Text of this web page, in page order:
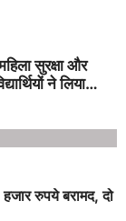
सुरक्षा और
ने लिया
रुपये बरामद, दो